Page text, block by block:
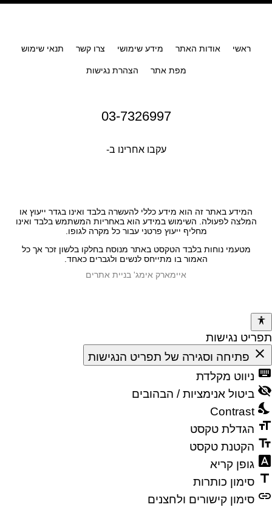
ראשי אודות האתר מידע שימושי צרו קשר תנאי שימוש
מפת אתר הצהרת נגישות
03-7326997
עקבו אחרינו ב-
המידע באתר זה הוא מידע כללי להעשרה בלבד ואינו בגדר ייעוץ או
המלצה לפעולה. השימוש במידע הוא באחריות המשתמש בלבד ואינו
מחליף ייעוץ פרטני עבור כל מקרה לגופו.
מטעמי נוחות בלבד הטקסט באתר מנוסח בחלקו בלשון זכר אך כל
האמור בו מתייחס לנשים ולגברים כאחד.
איימארק אימג' בניית אתרים
תפריט נגישות
close פתיחה וסגירה של תפריט הנגישות
keyboard ניווט מקלדת
visibility_off ביטול אנימציות / הבהובים
nights_stay
Contrast
format_size הגדלת טקסט
text_fields הקטנת טקסט
font_download גופן קריא
title סימון כותרות
link סימון קישורים ולחצנים